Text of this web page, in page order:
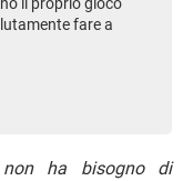
fare a
ha bisogno di